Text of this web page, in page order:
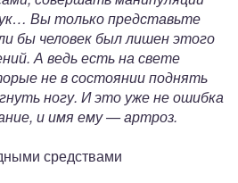
Вы только представьте
бы человек был лишен этого
А ведь есть на свете
не в состоянии поднять
ногу. И это уже не ошибка
и имя ему — артроз.
средствами